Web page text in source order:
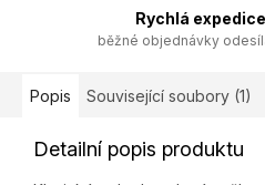
Rychlá
běžné objednávky
Popis Související soubory (1)
Detailní popis produktu